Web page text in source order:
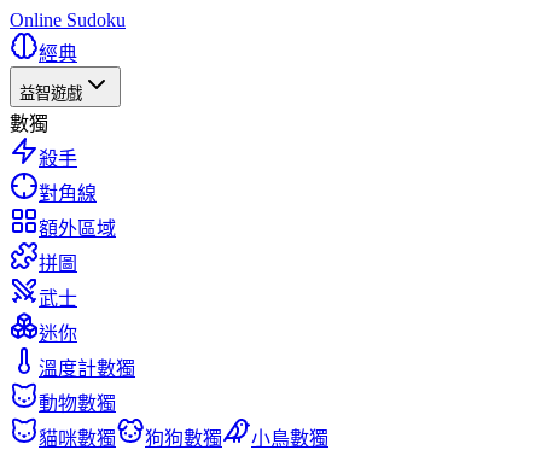
Online Sudoku
經典
益智遊戲
數獨
殺手
對角線
額外區域
拼圖
武士
迷你
溫度計數獨
動物數獨
貓咪數獨
狗狗數獨
小鳥數獨